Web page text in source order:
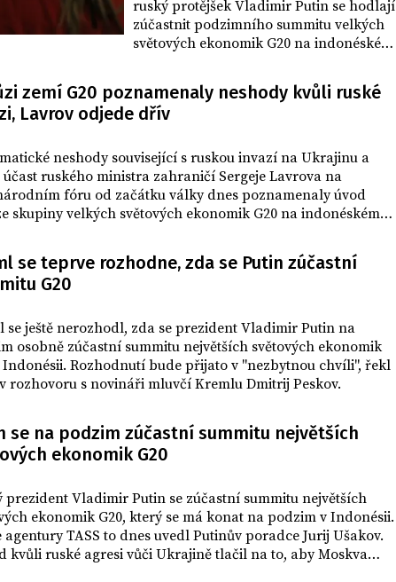
ruský protějšek Vladimir Putin se hodlají
zúčastnit podzimního summitu velkých
světových ekonomik G20 na indonéském
indonéský prezident Joko Widodo.
Mnohé západní země v čele se
Spojenými státy usilují o to, aby
Rusko ze zasedání vyloučila kvůli jeho
invazi na Ukrajinu.
zemí G20 poznamenaly neshody kvůli ruské
Lavrov odjede dřív
neshody související s ruskou invazí na Ukrajinu a
ruského ministra zahraničí Sergeje Lavrova na
fóru od začátku války dnes poznamenaly úvod
skupiny velkých světových ekonomik G20 na indonéském
a vyzvala k okamžitému ukončení války, uvedla podle
šéfka indonéské diplomacie Retno Marsudiová.
se teprve rozhodne, zda se Putin zúčastní
G20
se ještě nerozhodl, zda se prezident Vladimir Putin na
osobně zúčastní summitu největších světových ekonomik
Indonésii. Rozhodnutí bude přijato v "nezbytnou chvíli", řekl
rozhovoru s novináři mluvčí Kremlu Dmitrij Peskov.
se na podzim zúčastní summitu největších
ekonomik G20
prezident Vladimir Putin se zúčastní summitu největších
ekonomik G20, který se má konat na podzim v Indonésii.
agentury TASS to dnes uvedl Putinův poradce Jurij Ušakov.
kvůli ruské agresi vůči Ukrajině tlačil na to, aby Moskva